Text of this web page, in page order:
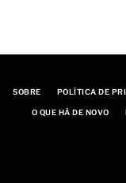
SOBRE POLÍTICA DE
O QUE HÁ DE NOVO